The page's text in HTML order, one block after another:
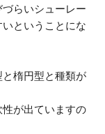
らいシューレー
ということにな
楕円型と種類が
が出ていますの